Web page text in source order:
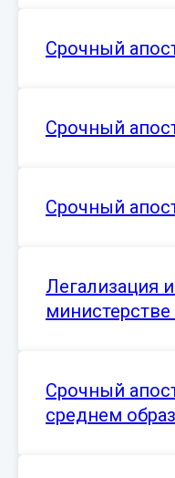
Срочный
Срочный
Срочный
Легализация
Срочный
среднем